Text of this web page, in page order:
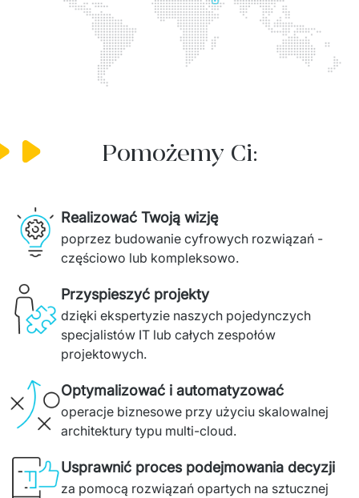
Pomożemy Ci:
Realizować Twoją wizję
poprzez budowanie cyfrowych rozwiązań -
częściowo lub kompleksowo.
Przyspieszyć projekty
dzięki ekspertyzie naszych pojedynczych
specjalistów IT lub całych zespołów
projektowych.
Optymalizować i automatyzować
operacje biznesowe przy użyciu skalowalnej
architektury typu multi-cloud.
Usprawnić proces podejmowania decyzji
za pomocą rozwiązań opartych na sztucznej